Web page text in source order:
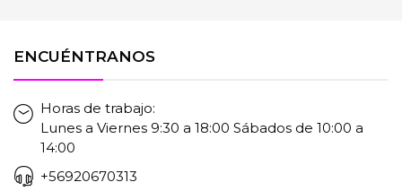
ENCUÉNTRANOS
Horas de trabajo:
Lunes a Viernes 9:30 a 18:00 Sábados de 10:00 a
14:00
+56920670313